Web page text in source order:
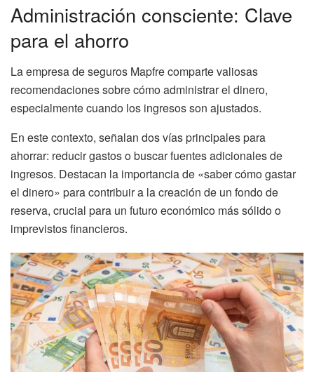
Administración consciente: Clave
para el ahorro
La empresa de seguros Mapfre comparte valiosas
recomendaciones sobre cómo administrar el dinero,
especialmente cuando los ingresos son ajustados.
En este contexto, señalan dos vías principales para
ahorrar: reducir gastos o buscar fuentes adicionales de
ingresos. Destacan la importancia de «saber cómo gastar
el dinero» para contribuir a la creación de un fondo de
reserva, crucial para un futuro económico más sólido o
imprevistos financieros.